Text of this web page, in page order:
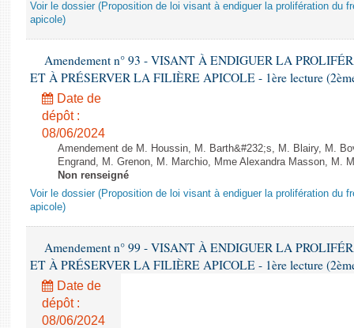
Voir le dossier (Proposition de loi visant à endiguer la prolifération du
apicole)
Amendement n° 93 - VISANT À ENDIGUER LA
ET À PRÉSERVER LA FILIÈRE APICOLE - 1ère lecture
Date de
dépôt :
08/06/2024
Amendement de M. Houssin, M. Barth&#232;s, M. Blairy, M.
Engrand, M. Grenon, M. Marchio, Mme Alexandra Masson, M.
Non renseigné
Voir le dossier (Proposition de loi visant à endiguer la prolifération du
apicole)
Amendement n° 99 - VISANT À ENDIGUER LA
ET À PRÉSERVER LA FILIÈRE APICOLE - 1ère lecture
Date de
dépôt :
08/06/2024